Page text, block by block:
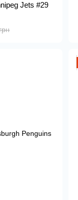
Jets #29